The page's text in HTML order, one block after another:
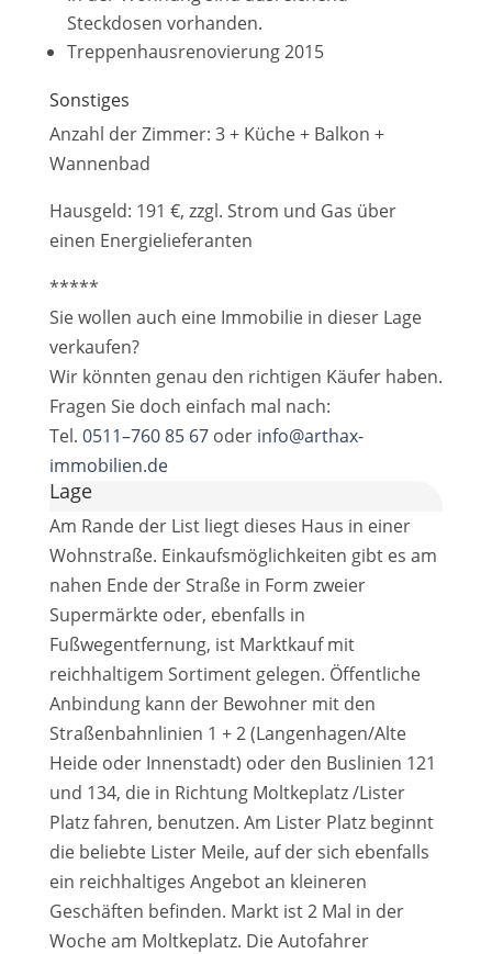
Steckdosen vorhanden.
Treppenhausrenovierung 2015
Sonstiges
Anzahl der Zimmer: 3 + Küche + Balkon +
Wannenbad
Hausgeld: 191 €, zzgl. Strom und Gas über
einen Energielieferanten
*****
Sie wollen auch eine Immobilie in dieser Lage
verkaufen?
Wir könnten genau den richtigen Käufer haben.
Fragen Sie doch einfach mal nach:
Tel. 0511–760 85 67oder info@arthax-
immobilien.de
Lage
Am Rande der List liegt dieses Haus in einer
Wohnstraße. Einkaufsmöglichkeiten gibt es am
nahen Ende der Straße in Form zweier
Supermärkte oder, ebenfalls in
Fußwegentfernung, ist Marktkauf mit
reichhaltigem Sortiment gelegen. Öffentliche
Anbindung kann der Bewohner mit den
Straßenbahnlinien 1 + 2 (Langenhagen/Alte
Heide oder Innenstadt) oder den Buslinien 121
und 134, die in Richtung Moltkeplatz /Lister
Platz fahren, benutzen. Am Lister Platz beginnt
die beliebte Lister Meile, auf der sich ebenfalls
ein reichhaltiges Angebot an kleineren
Geschäften befinden. Markt ist 2 Mal in der
Woche am Moltkeplatz. Die Autofahrer